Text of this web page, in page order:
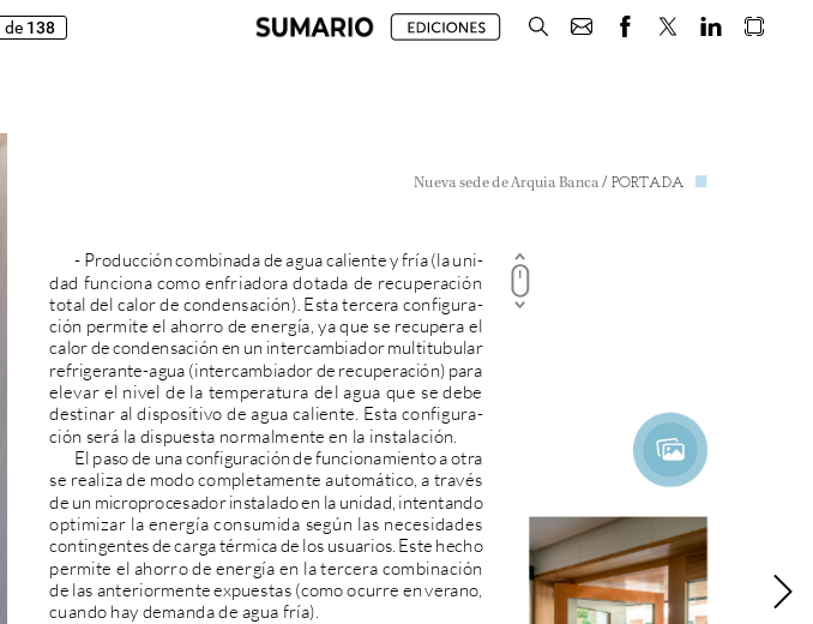
de 138
Nueva sede de Arquia Banca / PORTADA
- Produccióncombinadadeaguacalienteyfría(launi-
dad funciona como enfriadora dotada de recuperación
total del calorde condensación). Estatercera configura-
ción permite el ahorro de energía, yaque se recupera el
calordecondensación en un intercambiadormultitubular
refrigerante-agua (intercambiadorde recuperación) para
elevar el nivel de la temperatura del agua que se debe
destinar al dispositivo de agua caliente. Esta configura-
ción será la dispuesta normalmente en la instalación.
El pasode unaconfiguracióndefuncionamientoaotra
se realizade modocompletamente automático, a través
de un microprocesador instaladoen la unidad, intentando
optimizar la energía consumida según las necesidades
contingentesdecargatérmicade los usuarios. Este hecho
permite el ahorrode energía en latercera combinación
de las anteriormenteexpuestas (comoocurre enverano,
cuando hay demandade agua fría).